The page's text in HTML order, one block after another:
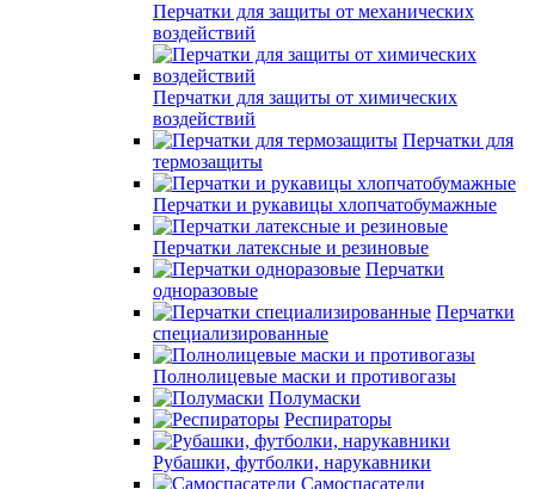
Перчатки для защиты от механических
воздействий
Перчатки для защиты от химических
воздействий
Перчатки для
термозащиты
Перчатки и рукавицы хлопчатобумажные
Перчатки латексные и резиновые
Перчатки
одноразовые
Перчатки
специализированные
Полнолицевые маски и противогазы
Полумаски
Респираторы
Рубашки, футболки, нарукавники
Самоспасатели